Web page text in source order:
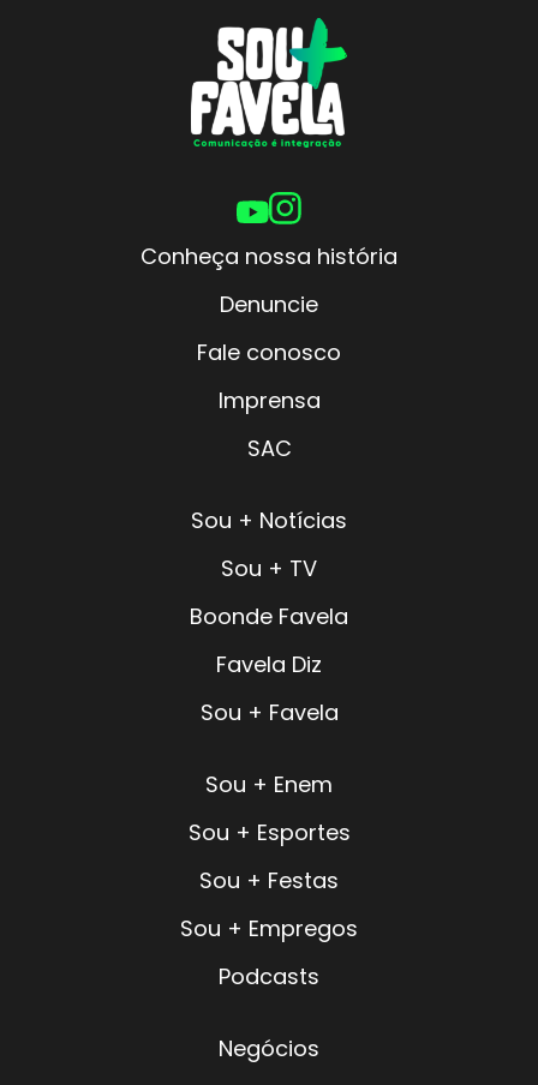
Conheça nossa história
Denuncie
Fale conosco
Imprensa
SAC
Sou + Notícias
Sou + TV
Boonde Favela
Favela Diz
Sou + Favela
Sou + Enem
Sou + Esportes
Sou + Festas
Sou + Empregos
Podcasts
Negócios